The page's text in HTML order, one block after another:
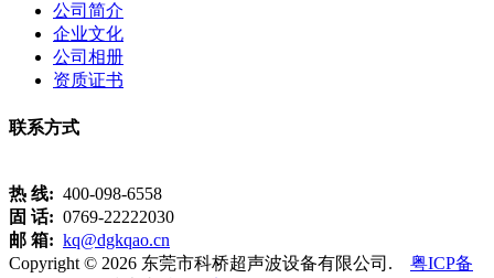
公司简介
企业文化
公司相册
资质证书
联系方式
热 线: 400-098-6558
固 话: 0769-22222030
邮 箱: kq@dgkqao.cn
Copyright © 2026 东莞市科桥超声波设备有限公司. 粤ICP备